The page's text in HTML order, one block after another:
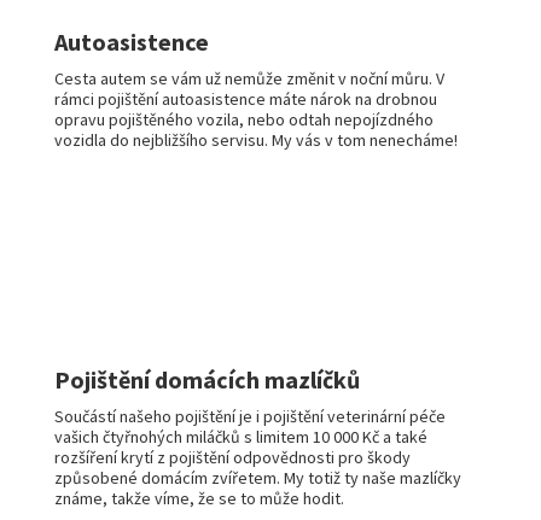
Autoasistence
Cesta autem se vám už nemůže změnit v noční můru. V
rámci pojištění autoasistence máte nárok na drobnou
opravu pojištěného vozila, nebo odtah nepojízdného
vozidla do nejbližšího servisu. My vás v tom nenecháme!
Pojištění domácích mazlíčků
Součástí našeho pojištění je i pojištění veterinární péče
vašich čtyřnohých miláčků s limitem 10 000 Kč a také
rozšíření krytí z pojištění odpovědnosti pro škody
způsobené domácím zvířetem. My totiž ty naše mazlíčky
známe, takže víme, že se to může hodit.